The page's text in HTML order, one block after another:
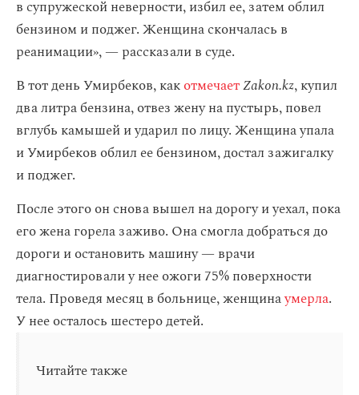
в супружеской неверности, избил ее, затем облил
бензином и поджег. Женщина скончалась в
реанимации», — рассказали в суде.
В тот день Умирбеков, какотмечаетZakon.kz, купил
два литра бензина, отвез жену на пустырь, повел
вглубь камышей и ударил по лицу. Женщина упала
и Умирбеков облил ее бензином, достал зажигалку
и поджег.
После этого он снова вышел на дорогу и уехал, пока
его жена горела заживо. Она смогла добраться до
дороги и остановить машину — врачи
диагностировали у нее ожоги 75% поверхности
тела. Проведя месяц в больнице, женщинаумерла.
У нее осталось шестеро детей.
Читайте также